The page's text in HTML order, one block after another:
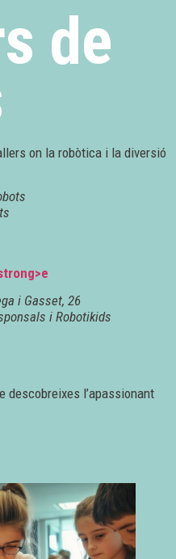
de
on la robòtica i la diversió
i Gasset, 26
i Robotikids
descobreixes l’apassionant